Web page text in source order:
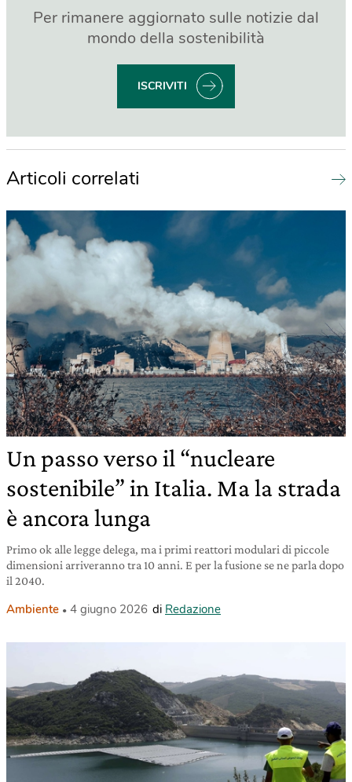
Per rimanere aggiornato sulle notizie dal
mondo della sostenibilità
ISCRIVITI
Articoli correlati
Un passo verso il “nucleare
sostenibile” in Italia. Ma la strada
è ancora lunga
Primo ok alle legge delega, ma i primi reattori modulari di piccole
dimensioni arriveranno tra 10 anni. E per la fusione se ne parla dopo
il 2040.
Ambiente 4 giugno 2026 di Redazione